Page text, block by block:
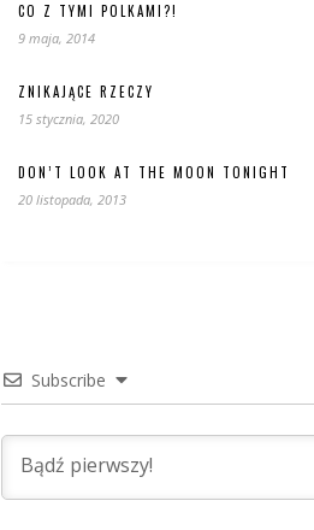
CO Z TYMI POLKAMI?!
9 maja, 2014
ZNIKAJĄCE RZECZY
15 stycznia, 2020
DON’T LOOK AT THE MOON TONIGHT
20 listopada, 2013
Subscribe